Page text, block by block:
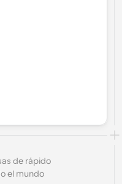
de rápido
el mundo